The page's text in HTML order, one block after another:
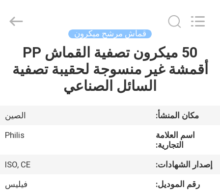
الصفحة
الرئيسية
معلومات
جولة
Technology
قماش مرشح ميكرون
50 ميكرون تصفية القماش PP
أقمشة غير منسوجة لحقيبة تصفية
السائل الصناعي
مكان المنشأ:
الصين
اسم العلامة
التجارية:
Philis
إصدار الشهادات:
ISO, CE
رقم الموديل:
فيليس